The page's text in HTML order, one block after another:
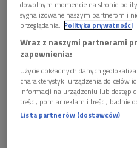
AUDIO 1 plik
 26'22
Matysiakowie 22
dowolnym momencie na stronie
sygnalizowane naszym partnerom i
przeglądania. Polityka prywatności
Wraz z naszymi partnerami
zapewnienia:
Użycie dokładnych danych
charakterystyki urządzenia do celów
informacji na urządzeniu lub dostęp
treści, pomiar reklam i treści, badnie
Lista partnerów (dostawców)